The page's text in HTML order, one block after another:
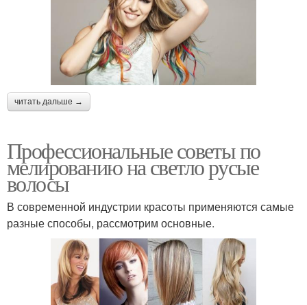
читать дальше →
Профессиональные советы по
мелированию на светло русые
волосы
В современной индустрии красоты применяются самые
разные способы, рассмотрим основные.